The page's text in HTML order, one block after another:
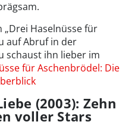
Haselnüsse für
auf Abruf in der
schaust ihn lieber im
für Aschenbrödel: Die
(2003): Zehn
voller Stars